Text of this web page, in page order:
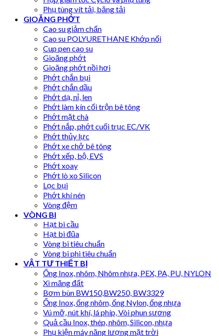
Phụ tùng vít tải, băng tải
GIOĂNG PHỚT
Cao su giảm chấn
Cao su POLYURETHANE Khớp nối
Cup pen cao su
Gioăng phớt
Gioăng phớt nồi hơi
Phớt chắn bụi
Phớt chắn dầu
Phớt dạ, nỉ, len
Phớt làm kín cối trộn bê tông
Phớt mặt chà
Phớt nắp, phớt cuối trục EC/VK
Phớt thủy lực
Phớt xe chở bê tông
Phớt xếp, bộ, EVS
Phớt xoay
Phớt lò xo Silicon
Lọc bụi
Phớt khí nén
Vòng đệm
VÒNG BI
Hạt bi cầu
Hạt bi đũa
Vòng bi tiêu chuẩn
Vòng bi phi tiêu chuẩn
VẬT TƯ THIẾT BỊ
Ống Inox, nhôm, Nhôm nhựa, PEX, PA, PU, NYLON
Xi măng đất
Bơm bùn BW150,BW250, BW3329
Ống Inox, ống nhôm, ống Nylon, ống nhựa
Vú mỡ, nút khí, lá phíp, Vòi phun sương
Quả cầu Inox, thép, nhôm, Silicon, nhựa
Phụ kiện máy năng lượng mặt trời